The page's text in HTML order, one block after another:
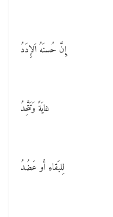
إِنَّ حُسنَهُ اَلإِدَدُ
غايَةً وَتَتَّحِدُ
لِلبَقاءِ أَو عَضُدُ